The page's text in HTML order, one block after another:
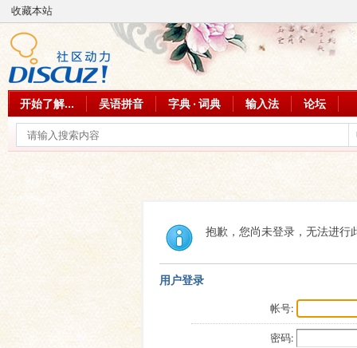
收藏本站
开始了解... 吴语拼音 字典 · 词典 输入法 论坛
抱歉，您尚未登录，无法进行
用户登录
帐号:
密码: